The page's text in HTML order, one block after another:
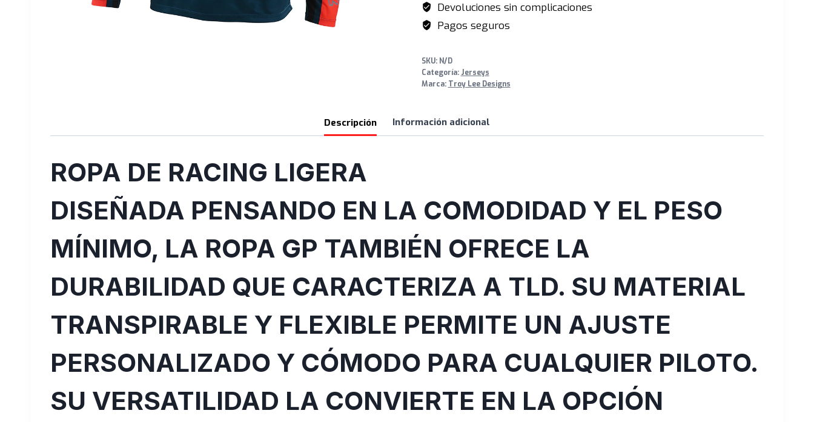
-
Scout
Marine
cantidad
Devoluciones sin complicaciones
Pagos seguros
SKU: N/D
Categoría: Jerseys
Marca: Troy Lee Designs
Descripción Información adicional
ROPA DE RACING LIGERA
DISEÑADA PENSANDO EN LA COMODIDAD Y EL PESO
MÍNIMO, LA ROPA GP TAMBIÉN OFRECE LA
DURABILIDAD QUE CARACTERIZA A TLD. SU MATERIAL
TRANSPIRABLE Y FLEXIBLE PERMITE UN AJUSTE
PERSONALIZADO Y CÓMODO PARA CUALQUIER PILOTO.
SU VERSATILIDAD LA CONVIERTE EN LA OPCIÓN